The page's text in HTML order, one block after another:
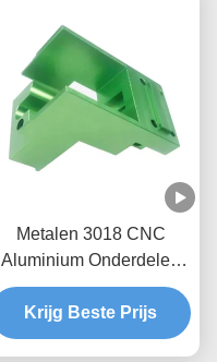
Metalen 3018 CNC
Aluminium Onderdelen
Titanium CNC
Bewerkingsonderdelen
Fabrikant
Krijg Beste Prijs